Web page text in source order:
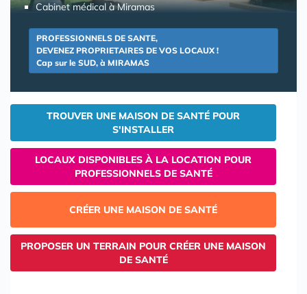
Cabinet médical à Miramas
PROFESSIONNELS DE SANTE,
DEVENEZ PROPRIETAIRES DE VOS LOCAUX !
Cap sur le SUD, à MIRAMAS
TROUVER UNE MAISON DE SANTÉ POUR
S'INSTALLER
LOCAUX DISPONIBLES À LA LOCATION POUR
PROFESSIONNELS DE SANTÉ
CRÉER UNE MAISON DE SANTÉ
PROPOSER UN TERRAIN POUR CRÉER UNE MAISON
DE SANTÉ